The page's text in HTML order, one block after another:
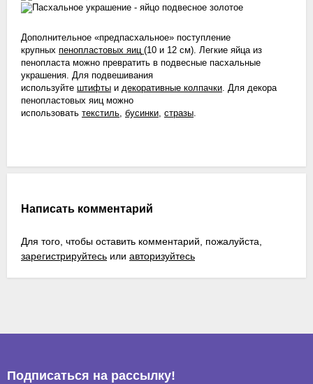
Дополнительное «предпасхальное» поступление
крупных пенопластовых яиц (10 и 12 см). Легкие яйца из
пенопласта можно превратить в подвесные пасхальные
украшения. Для подвешивания
используйте штифты и декоративные колпачки. Для декора
пенопластовых яиц можно
использовать текстиль, бусинки, стразы.
Написать комментарий
Для того, чтобы оставить комментарий, пожалуйста,
зарегистрируйтесь или авторизуйтесь
Подписаться на рассылкy!